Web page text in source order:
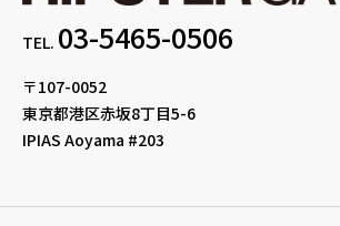
TEL. 03-5465-0506
〒107-0052
東京都港区赤坂8丁目5-6
IPIAS Aoyama #203